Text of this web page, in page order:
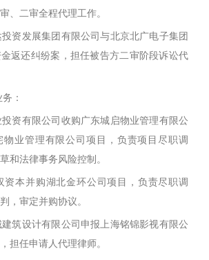
、二审全程代理工作。
资发展集团有限公司与北京北广电子集团
返还纠纷案，担任被告方二审阶段诉讼代
：
资有限公司收购广东城启物业管理有限公
物业管理有限公司项目，负责项目尽职调
和法律事务风险控制。
资本并购湖北金环公司项目，负责尽职调
，审定并购协议。
筑设计有限公司申报上海铭锦影视有限公
担任申请人代理律师。